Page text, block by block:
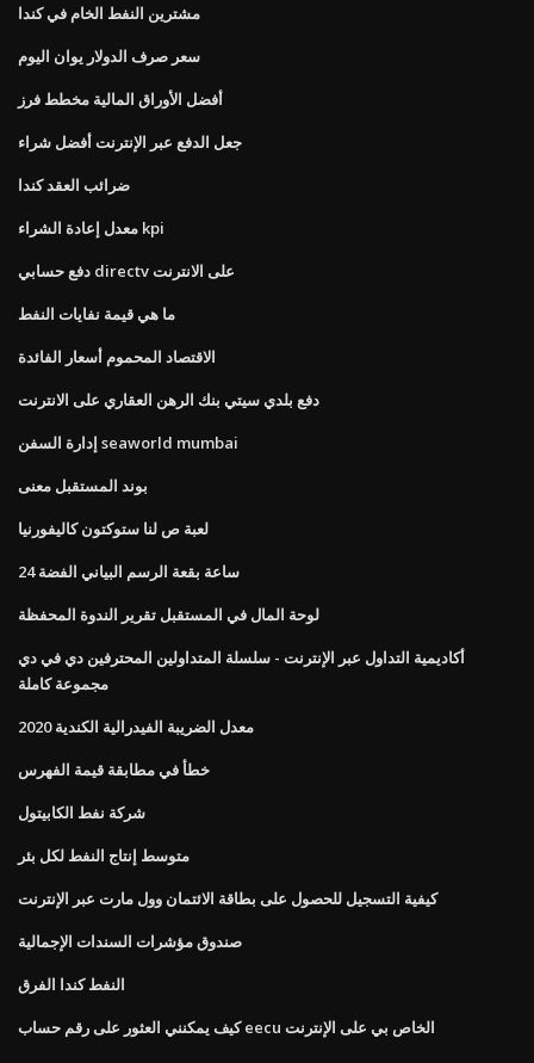
مشترين النفط الخام في كندا
سعر صرف الدولار يوان اليوم
أفضل الأوراق المالية مخطط فرز
جعل الدفع عبر الإنترنت أفضل شراء
ضرائب العقد كندا
معدل إعادة الشراء kpi
دفع حسابي directv على الانترنت
ما هي قيمة نفايات النفط
الاقتصاد المحموم أسعار الفائدة
دفع بلدي سيتي بنك الرهن العقاري على الانترنت
إدارة السفن seaworld mumbai
بوند المستقبل معنى
لعبة ص لنا ستوكتون كاليفورنيا
24 ساعة بقعة الرسم البياني الفضة
لوحة المال في المستقبل تقرير الندوة المحفظة
أكاديمية التداول عبر الإنترنت - سلسلة المتداولين المحترفين دي في دي
مجموعة كاملة
معدل الضريبة الفيدرالية الكندية 2020
خطأ في مطابقة قيمة الفهرس
شركة نفط الكابيتول
متوسط ​​إنتاج النفط لكل بئر
كيفية التسجيل للحصول على بطاقة الائتمان وول مارت عبر الإنترنت
صندوق مؤشرات السندات الإجمالية
النفط كندا الفرق
كيف يمكنني العثور على رقم حساب eecu الخاص بي على الإنترنت